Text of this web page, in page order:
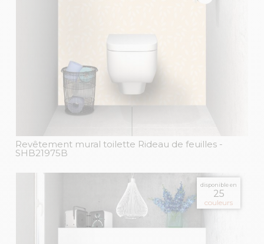
Revêtement mural toilette Rideau de feuilles -
SHB21975B
disponible en
25
couleurs